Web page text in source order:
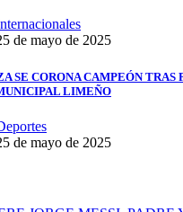
de mayo de 2025
SE CORONA CAMPEÓN
LIMEÑO
de mayo de 2025